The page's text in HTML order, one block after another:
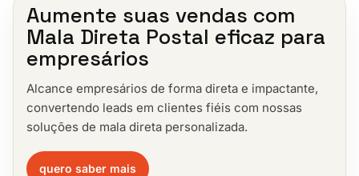
Aumente suas vendas com
Mala Direta Postal eficaz para
empresários
Alcance empresários de forma direta e impactante,
convertendo leads em clientes fiéis com nossas
soluções de mala direta personalizada.
quero saber mais